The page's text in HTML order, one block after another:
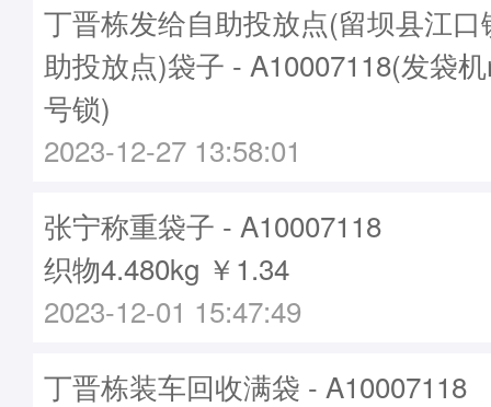
丁晋栋发给自助投放点(留坝县江
助投放点)袋子 - A10007118(发袋
号锁)
2023-12-27 13:58:01
张宁称重袋子 - A10007118
织物4.480kg ￥1.34
2023-12-01 15:47:49
丁晋栋装车回收满袋 - A10007118